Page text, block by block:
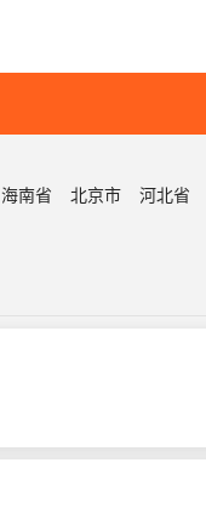
海南省 北京市 河北省